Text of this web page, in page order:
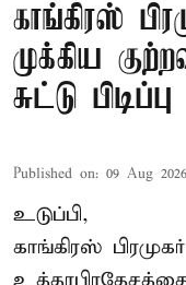
காங்கிரஸ்
முக்கிய
சுட்டு பிடிப்பு
Published on: 09 Aug
உடுப்பி,
காங்கிரஸ்